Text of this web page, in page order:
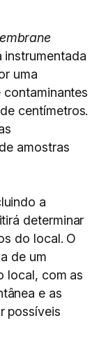
uma
centímetros.
amostras
a
determinar
do local. O
de um
local, com as
e as
possíveis